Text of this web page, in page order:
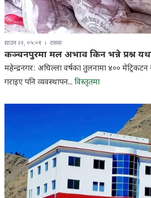
साउन २२, ०५:०१ रासस
कञ्चनपुरमा मल अभाव किन भन्ने प्रश्न
महेन्द्रनगर: अघिल्ला वर्षका तुलनामा ४००
गराइए पनि व्यवस्थापन... विस्तृतमा